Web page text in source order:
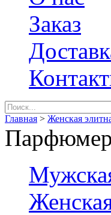
Заказ
Главная > Женская